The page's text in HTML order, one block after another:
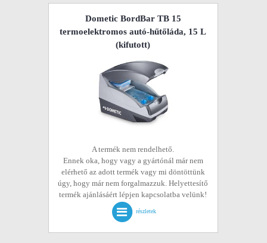
Dometic BordBar TB 15
termoelektromos autó-hűtőláda, 15 L
(kifutott)
A termék nem rendelhető.
Ennek oka, hogy vagy a gyártónál már nem
elérhető az adott termék vagy mi döntöttünk
úgy, hogy már nem forgalmazzuk. Helyettesítő
termék ajánlásáért lépjen kapcsolatba velünk!
részletek